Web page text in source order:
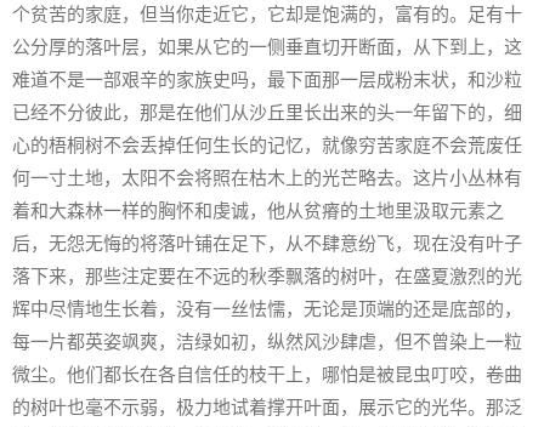
个贫苦的家庭，但当你走近它，它却是饱满的，富有的。足有十
公分厚的落叶层，如果从它的一侧垂直切开断面，从下到上，这
难道不是一部艰辛的家族史吗，最下面那一层成粉末状，和沙粒
已经不分彼此，那是在他们从沙丘里长出来的头一年留下的，细
心的梧桐树不会丢掉任何生长的记忆，就像穷苦家庭不会荒废任
何一寸土地，太阳不会将照在枯木上的光芒略去。这片小丛林有
着和大森林一样的胸怀和虔诚，他从贫瘠的土地里汲取元素之
后，无怨无悔的将落叶铺在足下，从不肆意纷飞，现在没有叶子
落下来，那些注定要在不远的秋季飘落的树叶，在盛夏激烈的光
辉中尽情地生长着，没有一丝怯懦，无论是顶端的还是底部的，
每一片都英姿飒爽，洁绿如初，纵然风沙肆虐，但不曾染上一粒
微尘。他们都长在各自信任的枝干上，哪怕是被昆虫叮咬，卷曲
的树叶也毫不示弱，极力地试着撑开叶面，展示它的光华。那泛